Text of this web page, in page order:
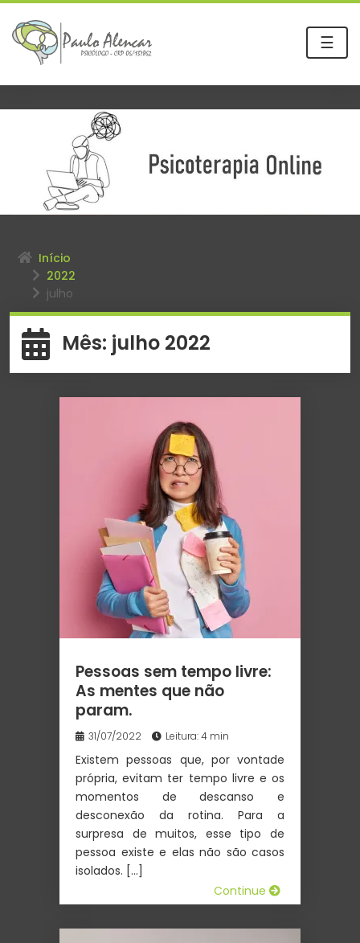
☰
Início
2022
julho
Mês: julho 2022
Pessoas sem tempo livre:
As mentes que não
param.
31/07/2022 Leitura: 4 min
Existem pessoas que, por vontade
própria, evitam ter tempo livre e os
momentos de descanso e
desconexão da rotina. Para a
surpresa de muitos, esse tipo de
pessoa existe e elas não são casos
isolados. […]
Continue